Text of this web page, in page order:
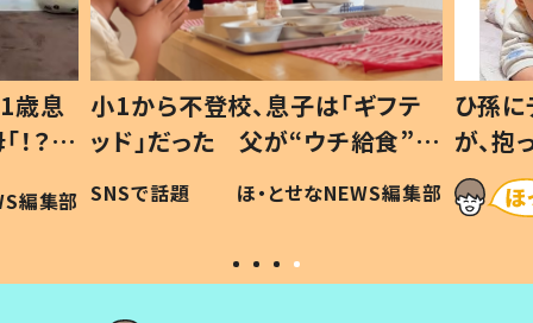
歳息
？」
編集部
小1から不登校、息子は「ギフテ
ッド」だった 父が“ウチ給食”を
作り続ける理由とは #令和の親
#令和の子
SNSで話題 ほ・とせなNEWS編集部
ひ孫
が、
「涙が
い」